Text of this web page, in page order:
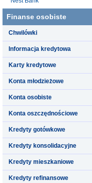
Finanse osobiste
Chwilówki
Informacja kredytowa
Karty kredytowe
Konta młodzieżowe
Konta osobiste
Konta oszczędnościowe
Kredyty gotówkowe
Kredyty konsolidacyjne
Kredyty mieszkaniowe
Kredyty refinansowe